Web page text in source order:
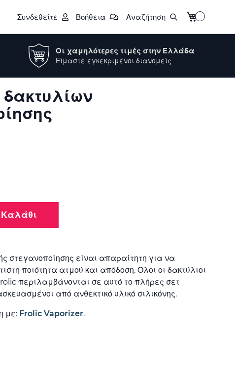
Συνδεθείτε Βοήθεια Αναζήτηση Το καλάθι
Οι χαμηλότερες τιμές στην Ελλάδα
Είμαστε εγκεκριμένοι διανομείς
δακτυλίων
Καλάθι
στεγανοποίησης είναι απαραίτητη για να
ποιότητα ατμού και απόδοση. Όλοι οι δακτύλιοι
περιλαμβάνονται σε αυτό το πλήρες σετ
από ανθεκτικό υλικό σιλικόνης.
με: Frolic Vaporizer.